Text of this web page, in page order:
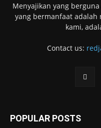
Menyajikan yang
yang bermanfaat
kami,
Contact us:
POPULAR POSTS